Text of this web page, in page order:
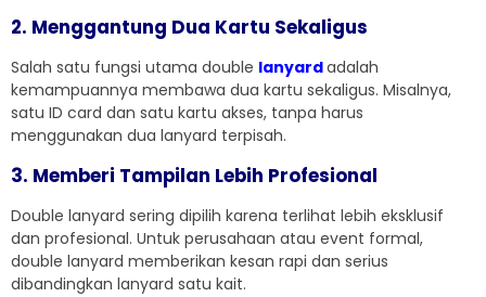
2. Menggantung Dua Kartu Sekaligus
Salah satu fungsi utama double lanyardadalah
kemampuannya membawa dua kartu sekaligus. Misalnya,
satu ID card dan satu kartu akses, tanpa harus
menggunakan dua lanyard terpisah.
3. Memberi Tampilan Lebih Profesional
Double lanyard sering dipilih karena terlihat lebih eksklusif
dan profesional. Untuk perusahaan atau event formal,
double lanyard memberikan kesan rapi dan serius
dibandingkan lanyard satu kait.